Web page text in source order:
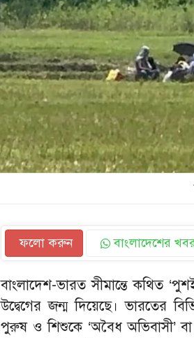
ফলো করুন বাংলাদেশের
বাংলাদেশ-ভারত সীমান্তে কথিত
উদ্বেগের জন্ম দিয়েছে। ভারতের
পুরুষ ও শিশুকে ‘অবৈধ অভিবাসী’ বা